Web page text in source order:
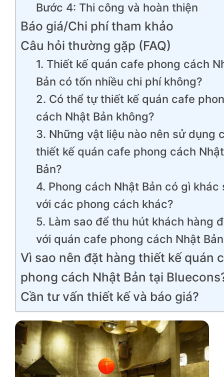
Bước 4: Thi công và hoàn thiện
Báo giá/Chi phí tham khảo
Câu hỏi thường gặp (FAQ)
1. Thiết kế quán cafe phong cách
Bản có tốn nhiều chi phí không?
2. Có thể tự thiết kế quán cafe
cách Nhật Bản không?
3. Những vật liệu nào nên sử dụng
thiết kế quán cafe phong cách Nhật
Bản?
4. Phong cách Nhật Bản có gì khác
với các phong cách khác?
5. Làm sao để thu hút khách hàng
với quán cafe phong cách Nhật
Vì sao nên đặt hàng thiết kế quán
phong cách Nhật Bản tại
Cần tư vấn thiết kế và báo giá?